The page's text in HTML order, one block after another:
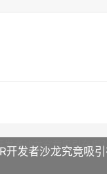
发者沙龙究竟吸引